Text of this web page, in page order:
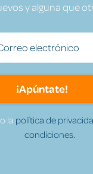
y alguna que
¡Apúntate!
la política de
condiciones.